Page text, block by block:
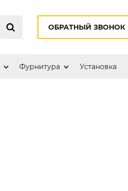
ОБРАТНЫЙ ЗВОНОК
Фурнитура Установка